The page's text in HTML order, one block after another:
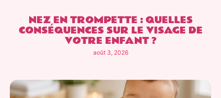
NEZ EN TROMPETTE : QUELLES
CONSÉQUENCES SUR LE VISAGE DE
VOTRE ENFANT ?
août 3, 2026